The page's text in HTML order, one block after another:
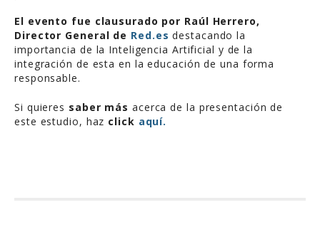
El evento fue clausurado por Raúl Herrero,
Director General de Red.es destacando la
importancia de la Inteligencia Artificial y de la
integración de esta en la educación de una forma
responsable.
Si quieres saber más acerca de la presentación de
este estudio, haz click aquí.